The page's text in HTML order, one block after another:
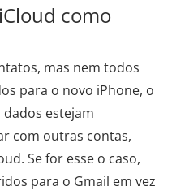
como
mas nem todos
para o novo iPhone, o
estejam
com outras contas,
Se for esse o caso,
para o Gmail em vez